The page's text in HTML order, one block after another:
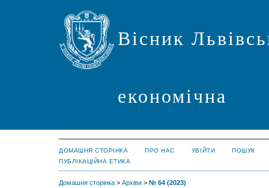
Вісник
економічна
ДОМАШНЯ СТОРІНКА ПРО НАС УВІЙТИ
ПОШУК
ПУБЛІКАЦІЙНА ЕТИКА
Домашня сторінка > Архіви > № 64 (2023)